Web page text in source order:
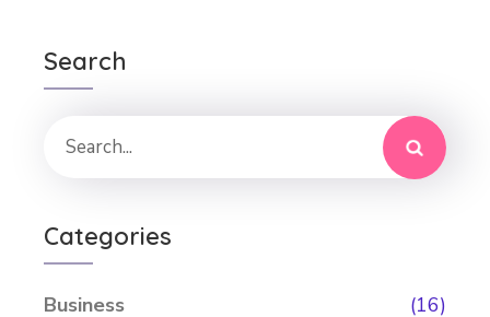
Search
Categories
Business
(16)